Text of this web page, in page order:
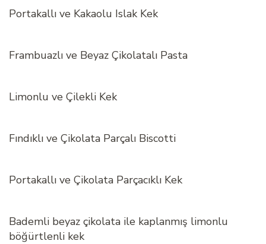
Portakallı ve Kakaolu Islak Kek
Frambuazlı ve Beyaz Çikolatalı Pasta
Limonlu ve Çilekli Kek
Fındıklı ve Çikolata Parçalı Biscotti
Portakallı ve Çikolata Parçacıklı Kek
Bademli beyaz çikolata ile kaplanmış limonlu
böğürtlenli kek